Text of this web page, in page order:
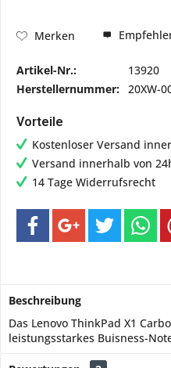
Merken
Artikel-Nr.:
13920
Herstellernummer: 20XW-
Vorteile
Kostenloser Versand
Versand innerhalb von
14 Tage Widerrufsrecht
Beschreibung
Das Lenovo ThinkPad X1
leistungsstarkes Buisness-